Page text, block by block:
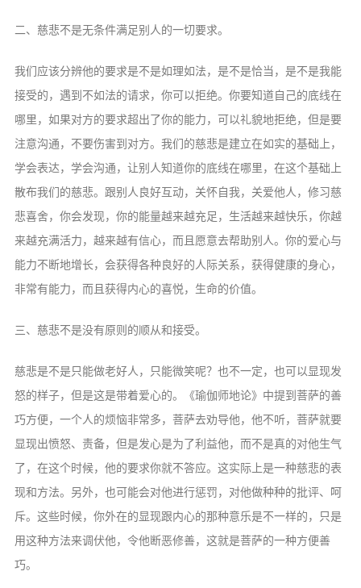
二、慈悲不是无条件满足别人的一切要求。
我们应该分辨他的要求是不是如理如法，是不是恰当，是不是我能
接受的，遇到不如法的请求，你可以拒绝。你要知道自己的底线在
哪里，如果对方的要求超出了你的能力，可以礼貌地拒绝，但是要
注意沟通，不要伤害到对方。我们的慈悲是建立在如实的基础上，
学会表达，学会沟通，让别人知道你的底线在哪里，在这个基础上
散布我们的慈悲。跟别人良好互动，关怀自我，关爱他人，修习慈
悲喜舍，你会发现，你的能量越来越充足，生活越来越快乐，你越
来越充满活力，越来越有信心，而且愿意去帮助别人。你的爱心与
能力不断地增长，会获得各种良好的人际关系，获得健康的身心，
非常有能力，而且获得内心的喜悦，生命的价值。
三、慈悲不是没有原则的顺从和接受。
慈悲是不是只能做老好人，只能微笑呢？也不一定，也可以显现发
怒的样子，但是这是带着爱心的。《瑜伽师地论》中提到菩萨的善
巧方便，一个人的烦恼非常多，菩萨去劝导他，他不听，菩萨就要
显现出愤怒、责备，但是发心是为了利益他，而不是真的对他生气
了，在这个时候，他的要求你就不答应。这实际上是一种慈悲的表
现和方法。另外，也可能会对他进行惩罚，对他做种种的批评、呵
斥。这些时候，你外在的显现跟内心的那种意乐是不一样的，只是
用这种方法来调伏他，令他断恶修善，这就是菩萨的一种方便善
巧。